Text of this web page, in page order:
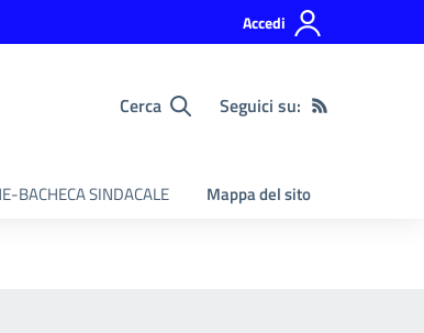
Accedi
Cerca Seguici su:
BACHECA SINDACALE Mappa del sito